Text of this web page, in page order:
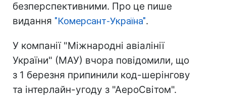
безперспективними. Про це пише
видання "Комерсант-Україна".
У компанії "Міжнародні авіалінії
України" (МАУ) вчора повідомили, що
з 1 березня припинили код-шерінгову
та інтерлайн-угоду з "АероСвітом".